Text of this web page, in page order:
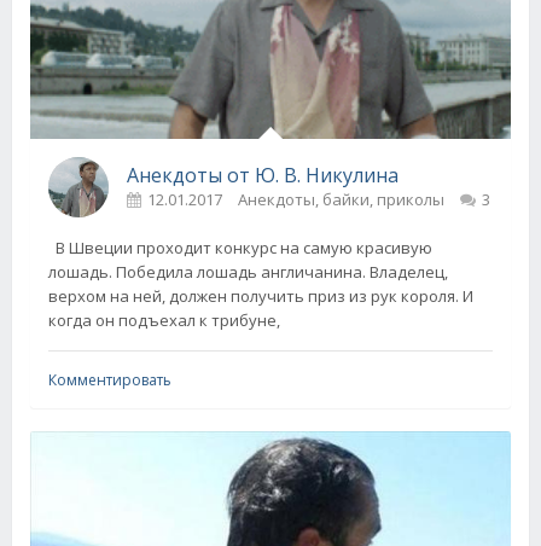
Анекдоты от Ю. В. Никулина
12.01.2017 Анекдоты, байки, приколы 3
В Швеции проходит конкурс на самую красивую
лошадь. Победила лошадь англичанина. Владелец,
верхом на ней, должен получить приз из рук короля. И
когда он подъехал к трибуне,
Комментировать